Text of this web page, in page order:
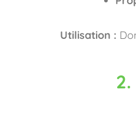
Utilisation :